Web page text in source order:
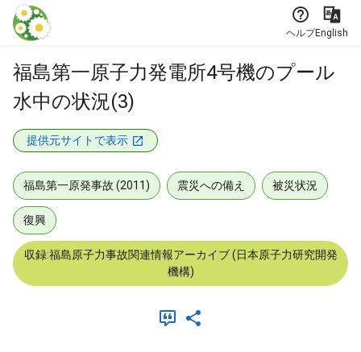
本文に飛ぶ
ヘルプEnglish
福島第一原子力発電所4号機のプール
水中の状況(3)
提供元サイトで表示
福島第一原発事故 (2011) 震災への備え 被災状況
復興
収録:福島原子力事故関連情報アーカイブ (日本原子力研究開発
機構)